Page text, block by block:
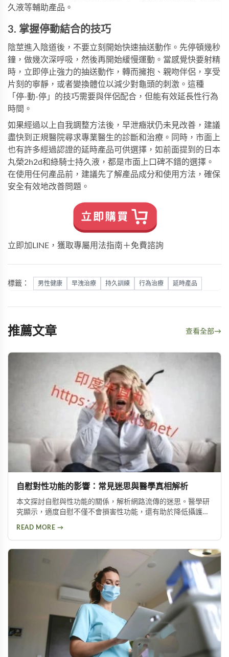
久液等輔助產品。
3. 掌握停動結合的技巧
陰莖進入陰道後，不要立刻開始快速抽送動作。先停頓幾秒
鐘，做幾次深呼吸，然後再開始緩慢運動。當感覺快要射精
時，立即停止強力的抽送動作，轉而擁抱、親吻伴侶，享受
片刻的寧靜，或者變換體位以減少對龜頭的刺激。這種
「停-動-停」的技巧需要與伴侶配合，但能有效延長性行為
時間。
如果經過以上自我調整方法後，早泄癥狀仍未見改善，建議
盡快到正規醫院尋求專業醫生的診斷和治療。同時，市面上
也有許多經過認證的延時產品可供選擇，如前面提到的日本
丸榮2h2d和綠騎士持久液，都是市面上口碑不錯的選擇。
在使用任何產品前，建議先了解產品成分和使用方法，確保
安全有效地改善問題。
立即加LINE，獲取專屬用法指南＋免費諮詢
標籤： 男性健康 早洩治療 持久訓練 行為治療 延時產品
推薦文章 查看全部→
自慰對性功能的影響：常見迷思與醫學真相解析
本文探討自慰與性功能的關係，解析網路流傳的迷思。醫學研
究顯示，適度自慰不僅不會損害性功能，還有助於降低攝護腺
READ MORE →